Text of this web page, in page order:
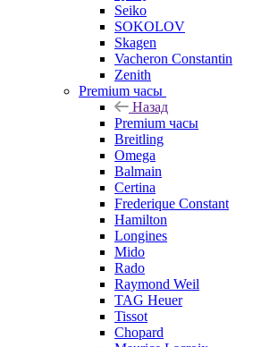
Seiko
SOKOLOV
Skagen
Vacheron Constantin
Zenith
Premium часы
Назад
Premium часы
Breitling
Omega
Balmain
Certina
Frederique Constant
Hamilton
Longines
Mido
Rado
Raymond Weil
TAG Heuer
Tissot
Chopard